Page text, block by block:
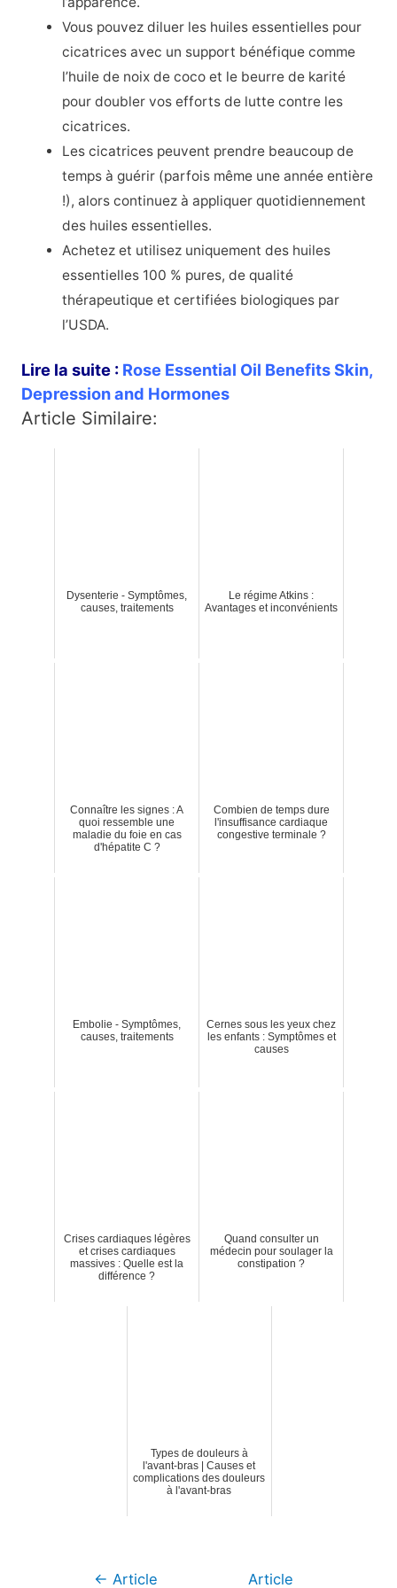
Vous pouvez diluer les huiles essentielles pour
cicatrices avec un support bénéfique comme
l’huile de noix de coco et le beurre de karité
pour doubler vos efforts de lutte contre les
cicatrices.
Les cicatrices peuvent prendre beaucoup de
temps à guérir (parfois même une année entière
!), alors continuez à appliquer quotidiennement
des huiles essentielles.
Achetez et utilisez uniquement des huiles
essentielles 100 % pures, de qualité
thérapeutique et certifiées biologiques par
l’USDA.
Lire la suite : Rose Essential Oil Benefits Skin,
Depression and Hormones
Article Similaire:
Dysenterie - Symptômes,
causes, traitements
Le régime Atkins :
Avantages et inconvénients
Connaître les signes : A
quoi ressemble une
maladie du foie en cas
d'hépatite C ?
Combien de temps dure
l'insuffisance cardiaque
congestive terminale ?
Embolie - Symptômes,
causes, traitements
Cernes sous les yeux chez
les enfants : Symptômes et
causes
Crises cardiaques légères
et crises cardiaques
massives : Quelle est la
différence ?
Quand consulter un
médecin pour soulager la
constipation ?
Types de douleurs à
l'avant-bras | Causes et
complications des douleurs
à l'avant-bras
Navigation
← Article
Article